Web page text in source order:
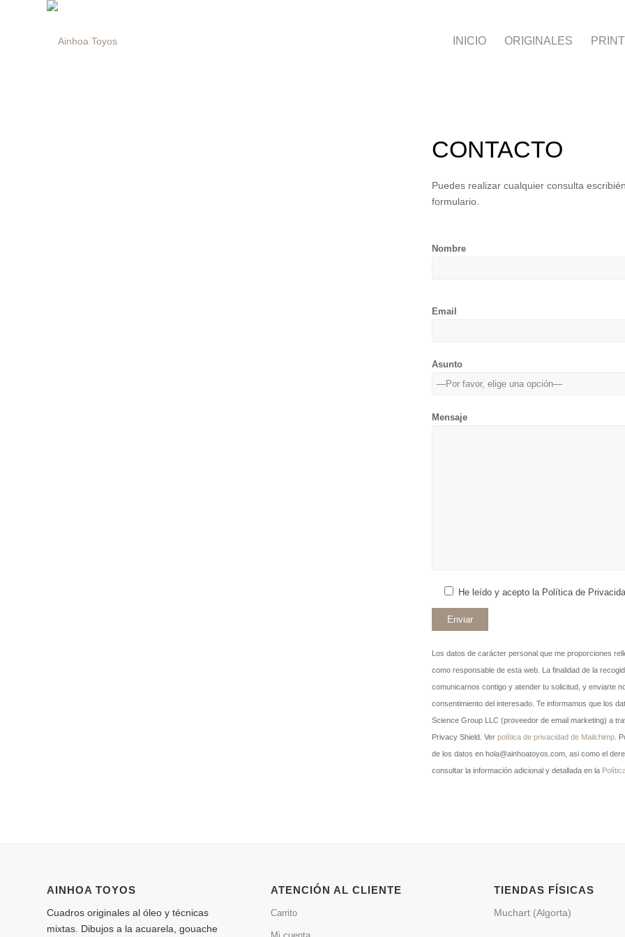
INICIO ORIGINALES
CONTACTO
Puedes realizar cualquier consulta
formulario.
Nombre
favor,
campo
vacío.
Email
Asunto
Mensaje
He leído y acepto la Política de
Los datos de carácter personal que me proporciones
como responsable de esta web. La finalidad de la
comunicarnos contigo y atender tu solicitud, y enviarte
consentimiento del interesado. Te informamos que los
Science Group LLC (proveedor de email marketing) a
Privacy Shield. Ver política de privacidad de Mailchimp.
de los datos en hola@ainhoatoyos.com, asi como el
consultar la información adicional y detallada en la
AINHOA TOYOS
Cuadros originales al óleo y técnicas
mixtas. Dibujos a la acuarela, gouache
ATENCIÓN AL CLIENTE
Carrito
TIENDAS FÍSICAS
Muchart (Algorta)